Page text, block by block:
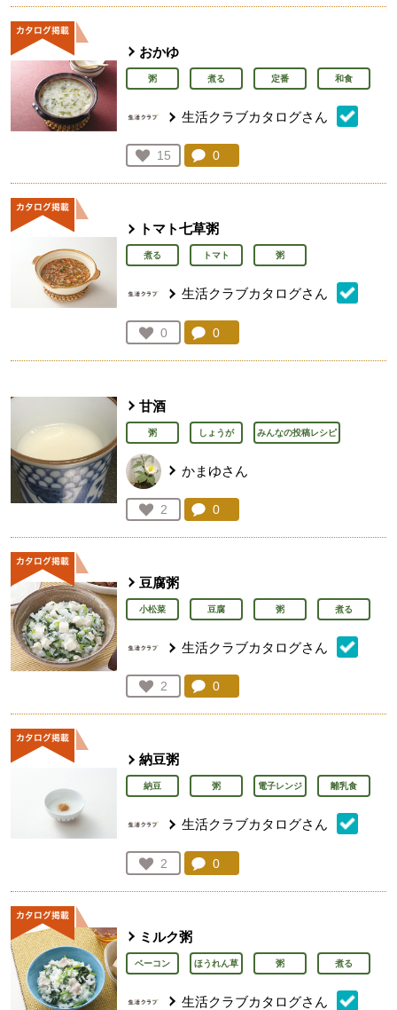
おかゆ
粥 煮る 定番 和食
生活クラブカタログさん
お気に入り登録：
15
人が登録
コメント：
0
トマト七草粥
煮る トマト 粥
生活クラブカタログさん
お気に入り登録：
0
人が登録
コメント：
0
甘酒
粥 しょうが みんなの投稿レシピ
かまゆさん
お気に入り登録：
2
人が登録
コメント：
0
豆腐粥
小松菜 豆腐 粥 煮る
生活クラブカタログさん
お気に入り登録：
2
人が登録
コメント：
0
納豆粥
納豆 粥 電子レンジ 離乳食
生活クラブカタログさん
お気に入り登録：
2
人が登録
コメント：
0
ミルク粥
ベーコン ほうれん草 粥 煮る
生活クラブカタログさん